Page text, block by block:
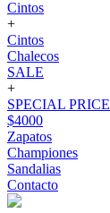
Cintos
+
Cintos
Chalecos
SALE
+
SPECIAL PRICE
$4000
Zapatos
Championes
Sandalias
Contacto